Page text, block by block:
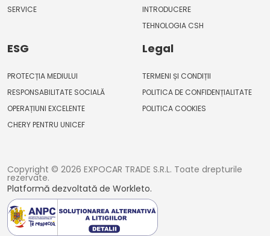
SERVICE
INTRODUCERE
TEHNOLOGIA CSH
ESG
PROTECȚIA MEDIULUI
RESPONSABILITATE SOCIALĂ
OPERAȚIUNI EXCELENTE
CHERY PENTRU UNICEF
Legal
TERMENI ȘI CONDIȚII
POLITICA DE CONFIDENȚIALITATE
POLITICA COOKIES
Copyright © 2026 EXPOCAR TRADE S.R.L. Toate drepturile
rezervate.
Platformă dezvoltată de Workleto.